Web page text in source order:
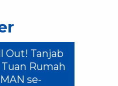
Out! Tanjab
Rumah
se-